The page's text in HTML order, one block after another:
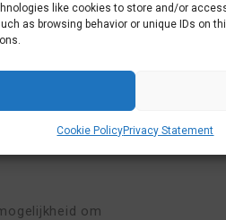
like cookies to store and/or
as browsing behavior or unique IDs on
Cookie PolicyPrivacy Statement
zinnen en
basiszinnen
geweldig als
door ‘Dank je
“Wat wil je
om